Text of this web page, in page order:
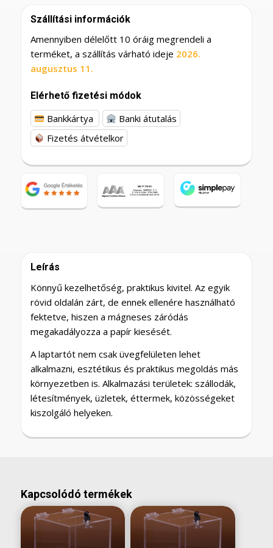
Szállítási információk
Amennyiben délelőtt 10 óráig megrendeli a
terméket, a szállítás várható ideje 2026.
augusztus 11.
Elérhető fizetési módok
Bankkártya
Banki átutalás
Fizetés átvételkor
Leírás
Könnyű kezelhetőség, praktikus kivitel. Az egyik
rövid oldalán zárt, de ennek ellenére használható
fektetve, hiszen a mágneses záródás
megakadályozza a papír kiesését.
A laptartót nem csak üvegfelületen lehet
alkalmazni, esztétikus és praktikus megoldás más
környezetben is. Alkalmazási területek: szállodák,
létesítmények, üzletek, éttermek, közösségeket
kiszolgáló helyeken.
Kapcsolódó termékek